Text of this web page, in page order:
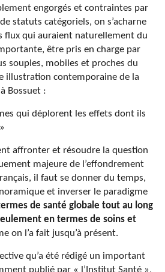
engorgés et contraintes par
statuts catégoriels, on s’acharne
flux qui auraient naturellement du
être pris en charge par
souples, mobiles et proches du
illustration contemporaine de la
Bossuet :
qui déplorent les effets dont ils
affronter et résoudre la question
majeure de l’effondrement
il faut se donner du temps,
et inverser le paradigme
de santé globale tout au long
en termes de soins et
on l’a fait jusqu’à présent.
qu’a été rédigé un important
publié par « l’Institut Santé »,